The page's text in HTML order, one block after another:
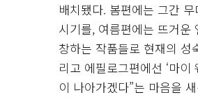
배치됐다. 봄편에는 그간
시기를, 여름편에는 뜨거운
창하는 작품들로 현재의
리고 에필로그편에선 ‘마
이 나아가겠다”는 마음을